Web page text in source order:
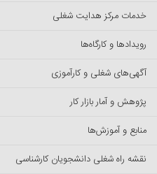
خدمات مرکز هدایت شغلی
رویدادها و کارگاه‌ها
آگهی‌های شغلی و کارآموزی
پژوهش و آمار بازار کار
منابع و آموزش‌ها
نقشه راه شغلی دانشجویان کارشناسی